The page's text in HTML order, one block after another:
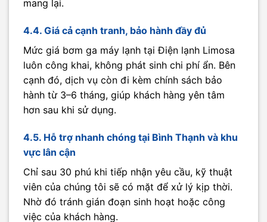
mang lại.
4.4. Giá cả cạnh tranh, bảo hành đầy đủ
Mức giá bơm ga máy lạnh tại Điện lạnh Limosa
luôn công khai, không phát sinh chi phí ẩn. Bên
cạnh đó, dịch vụ còn đi kèm chính sách bảo
hành từ 3–6 tháng, giúp khách hàng yên tâm
hơn sau khi sử dụng.
4.5. Hỗ trợ nhanh chóng tại Bình Thạnh và khu
vực lân cận
Chỉ sau 30 phú khi tiếp nhận yêu cầu, kỹ thuật
viên của chúng tôi sẽ có mặt để xử lý kịp thời.
Nhờ đó tránh gián đoạn sinh hoạt hoặc công
việc của khách hàng.